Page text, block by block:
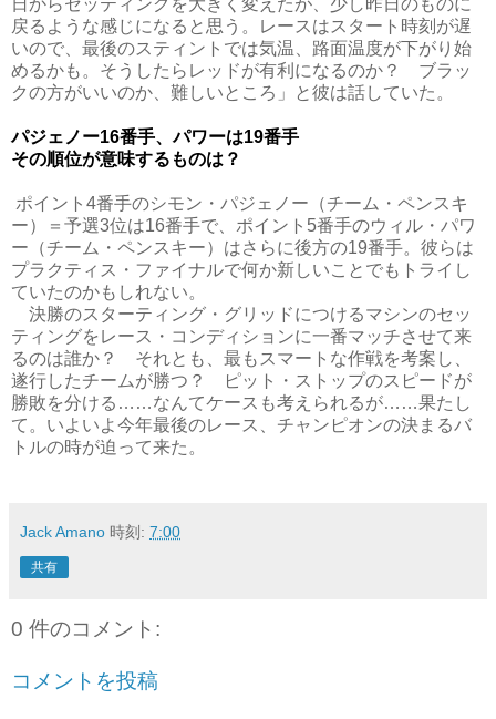
戻るような感じになると思う。レースはスタート時刻が遅
いので、最後のスティントでは気温、路面温度が下がり始
めるかも。そうしたらレッドが有利になるのか？ ブラッ
クの方がいいのか、難しいところ」と彼は話していた。
パジェノー16番手、パワーは19番手
その順位が意味するものは？
ポイント4番手のシモン・パジェノー（チーム・ペンスキ
ー）＝予選3位は16番手で、ポイント5番手のウィル・パワ
ー（チーム・ペンスキー）はさらに後方の19番手。彼らは
プラクティス・ファイナルで何か新しいことでもトライし
ていたのかもしれない。
決勝のスターティング・グリッドにつけるマシンのセッ
ティングをレース・コンディションに一番マッチさせて来
るのは誰か？ それとも、最もスマートな作戦を考案し、
遂行したチームが勝つ？ ピット・ストップのスピードが
勝敗を分ける……なんてケースも考えられるが……果たし
て。いよいよ今年最後のレース、チャンピオンの決まるバ
トルの時が迫って来た。
Jack Amano 時刻: 7:00
共有
0 件のコメント:
コメントを投稿